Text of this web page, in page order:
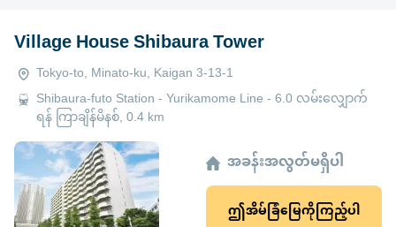
Village House Shibaura Tower
Tokyo-to, Minato-ku, Kaigan 3-13-1
Shibaura-futo Station - Yurikamome Line - 6.0 လမ်းလျှောက်
ရန် ကြာချိန်မိနစ်, 0.4 km
အခန်းအလွတ်မရှိပါ
ဤအိမ်ခြံမြေကိုကြည့်ပါ